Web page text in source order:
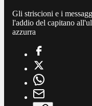
Gli striscioni e i
l'addio del capitano
azzurra